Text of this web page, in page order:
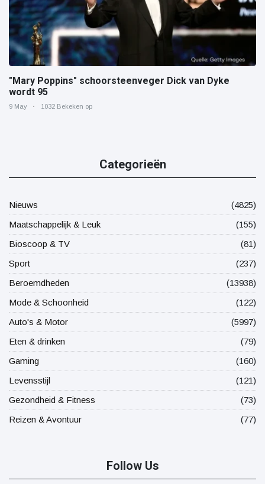
"Mary Poppins" schoorsteenveger Dick van Dyke
wordt 95
9 May 1032 Bekeken op
Categorieën
Nieuws
(4825)
Maatschappelijk & Leuk
(155)
Bioscoop & TV
(81)
Sport
(237)
Beroemdheden
(13938)
Mode & Schoonheid
(122)
Auto's & Motor
(5997)
Eten & drinken
(79)
Gaming
(160)
Levensstijl
(121)
Gezondheid & Fitness
(73)
Reizen & Avontuur
(77)
Follow Us